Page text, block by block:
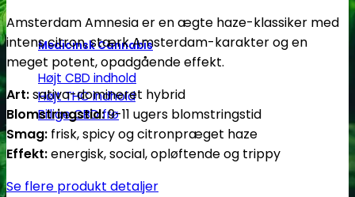
Medicinsk Cannabis
Højt CBD indhold
Højt THC indhold
Billige CBD frø
feminiserede
skunkfrø
|
Dutch
Passion
antal
Amsterdam Amnesia er en ægte haze-klassiker med
intens citron, stærk Amsterdam-karakter og en
meget potent, opadgående effekt.
Art:sativa-domineret hybrid
Blomstringstid:9-11 ugers blomstringstid
Smag: frisk, spicy og citronpræget haze
Effekt:energisk, social, opløftende og trippy
Se flere produkt detaljer